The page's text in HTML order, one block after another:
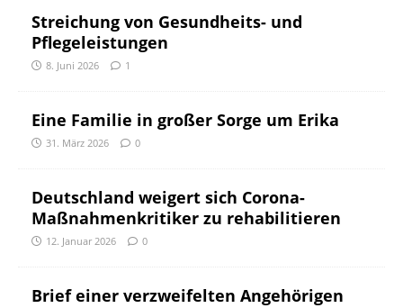
Streichung von Gesundheits- und
Pflegeleistungen
8. Juni 2026 1
Eine Familie in großer Sorge um Erika
31. März 2026 0
Deutschland weigert sich Corona-
Maßnahmenkritiker zu rehabilitieren
12. Januar 2026 0
Brief einer verzweifelten Angehörigen